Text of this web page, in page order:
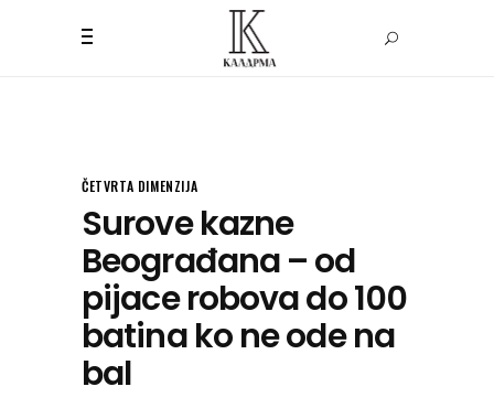
ČETVRTA DIMENZIJA
Surove kazne
Beograđana – od
pijace robova do 100
batina ko ne ode na
bal